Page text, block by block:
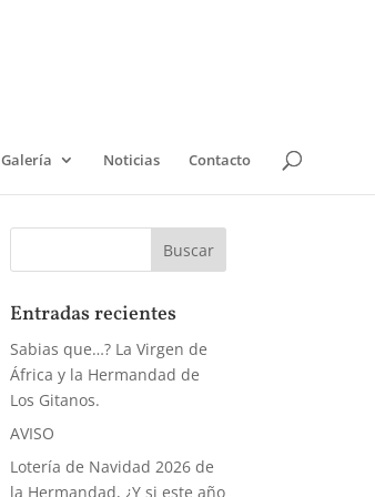
Galería Noticias Contacto
Entradas recientes
Sabias que…? La Virgen de
África y la Hermandad de
Los Gitanos.
AVISO
Lotería de Navidad 2026 de
la Hermandad, ¿Y si este año